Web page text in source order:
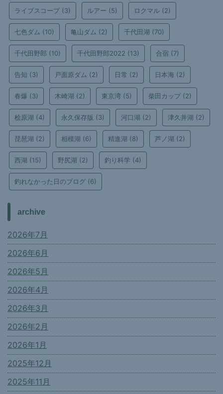
ライブスコープ (3) ルアー (5) ロクマル (2)
七色ダム (10) 亀山ダム (2) 千代田湖 (70)
千代田野郎 (10) 千代田野郎2022 (13) 合宿 (7)
告知 (3) 戸面原ダム (2) 日常 (2) 日本海 (2)
春爆 (3) 木崎湖 (2) 東京湾 (5) 柴田カップ (2)
桧原湖 (4) 永久保存版 (3) 河口湖 (2) 津久井湖 (2)
琵琶湖 (2) 相模湖 (6) 精進湖 (8) 芦ノ湖 (2)
西湖 (15) 野尻湖 (2) 釣り科学 (4)
釣れなかった日のブログ (6)
archive
2026年7月
2026年6月
2026年5月
2026年4月
2026年3月
2026年2月
2026年1月
2025年12月
2025年11月